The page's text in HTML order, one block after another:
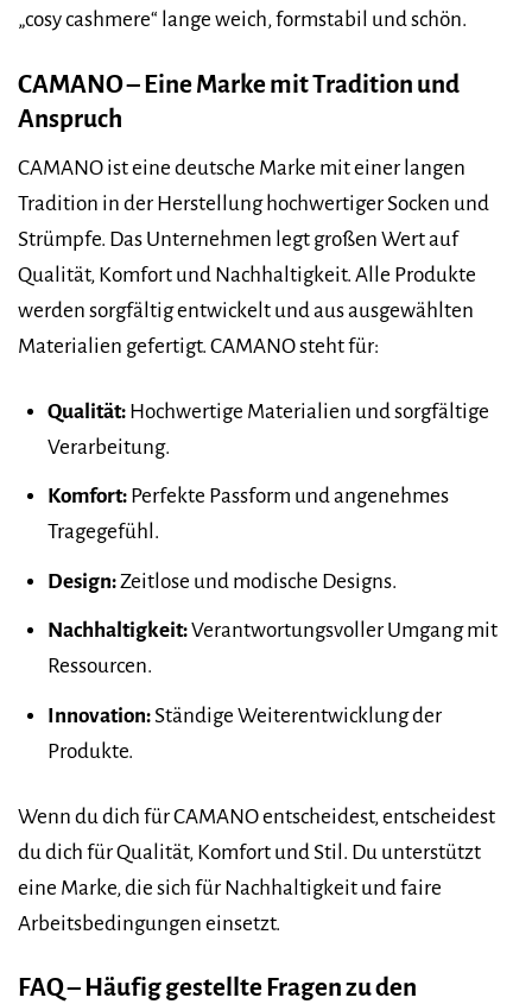
„cosy cashmere“ lange weich, formstabil und schön.
CAMANO – Eine Marke mit Tradition und
Anspruch
CAMANO ist eine deutsche Marke mit einer langen
Tradition in der Herstellung hochwertiger Socken und
Strümpfe. Das Unternehmen legt großen Wert auf
Qualität, Komfort und Nachhaltigkeit. Alle Produkte
werden sorgfältig entwickelt und aus ausgewählten
Materialien gefertigt. CAMANO steht für:
Qualität:Hochwertige Materialien und sorgfältige
Verarbeitung.
Komfort:Perfekte Passform und angenehmes
Tragegefühl.
Design:Zeitlose und modische Designs.
Nachhaltigkeit:Verantwortungsvoller Umgang mit
Ressourcen.
Innovation:Ständige Weiterentwicklung der
Produkte.
Wenn du dich für CAMANO entscheidest, entscheidest
du dich für Qualität, Komfort und Stil. Du unterstützt
eine Marke, die sich für Nachhaltigkeit und faire
Arbeitsbedingungen einsetzt.
FAQ – Häufig gestellte Fragen zu den